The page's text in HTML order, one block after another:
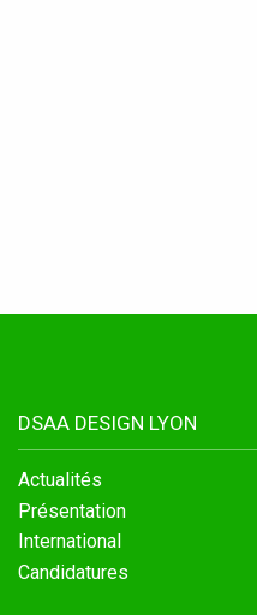
DSAA DESIGN LYON
Actualités
Présentation
International
Candidatures